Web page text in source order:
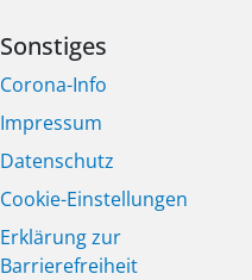
Sonstiges
Corona-Info
Impressum
Datenschutz
Cookie-Einstellungen
Erklärung zur
Barrierefreiheit